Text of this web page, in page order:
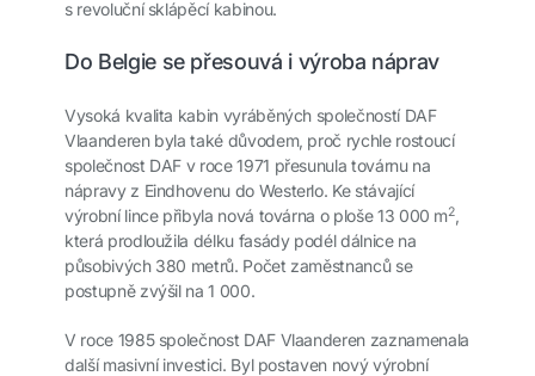
s revoluční sklápěcí kabinou.
Do Belgie se přesouvá i výroba náprav
Vysoká kvalita kabin vyráběných společností DAF
Vlaanderen byla také důvodem, proč rychle rostoucí
společnost DAF v roce 1971 přesunula továrnu na
nápravy z Eindhovenu do Westerlo. Ke stávající
výrobní lince přibyla nová továrna o ploše 13 000 m2,
která prodloužila délku fasády podél dálnice na
působivých 380 metrů. Počet zaměstnanců se
postupně zvýšil na 1 000.
V roce 1985 společnost DAF Vlaanderen zaznamenala
další masivní investici. Byl postaven nový výrobní